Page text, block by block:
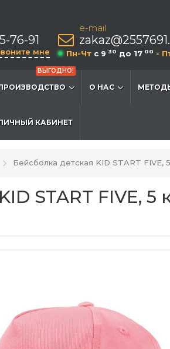
76-91
мне
e-mail
Пн-Чт c 9 30 до 17 00 -
ВЫГОДНО!
О НАС
КАБИНЕТ
Бейсболка детская KID START FIVE,
START FIVE,